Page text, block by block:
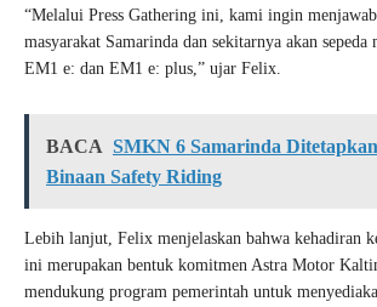
“Melalui Press Gathering ini, kami ingin
masyarakat Samarinda dan sekitarnya akan
EM1 e: dan EM1 e: plus,” ujar Felix.
BACA SMKN 6 Samarinda
Binaan Safety Riding
Lebih lanjut, Felix menjelaskan bahwa kehadiran
ini merupakan bentuk komitmen Astra Motor
mendukung program pemerintah untuk